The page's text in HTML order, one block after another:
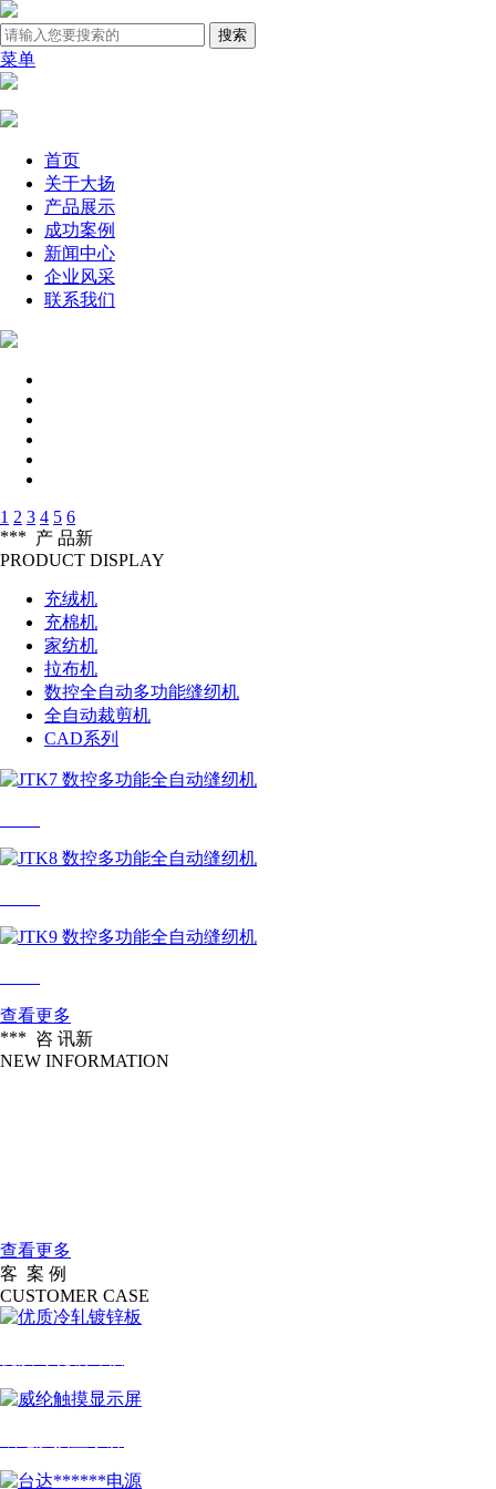
菜单
首页
关于大扬
产品展示
成功案例
新闻中心
企业风采
联系我们
1 2 3 4 5 6
***
新
产 品
PRODUCT DISPLAY
充绒机
充棉机
家纺机
拉布机
数控全自动多功能缝纫机
全自动裁剪机
CAD系列
查看更多
***
新
咨 讯
NEW INFORMATION
查看更多
客 案 例
CUSTOMER CASE